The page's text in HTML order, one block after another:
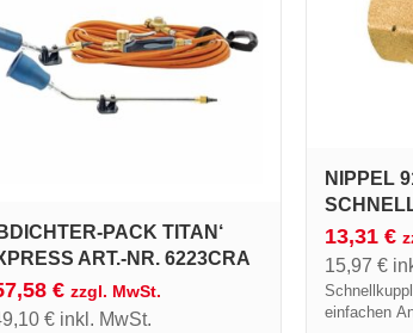
PACK TITAN‘
ART.-NR. 6223CRA
€ zzgl. MwSt.
€ inkl. MwSt.
NIPPEL
13,31 €
15,97 €
einfachen